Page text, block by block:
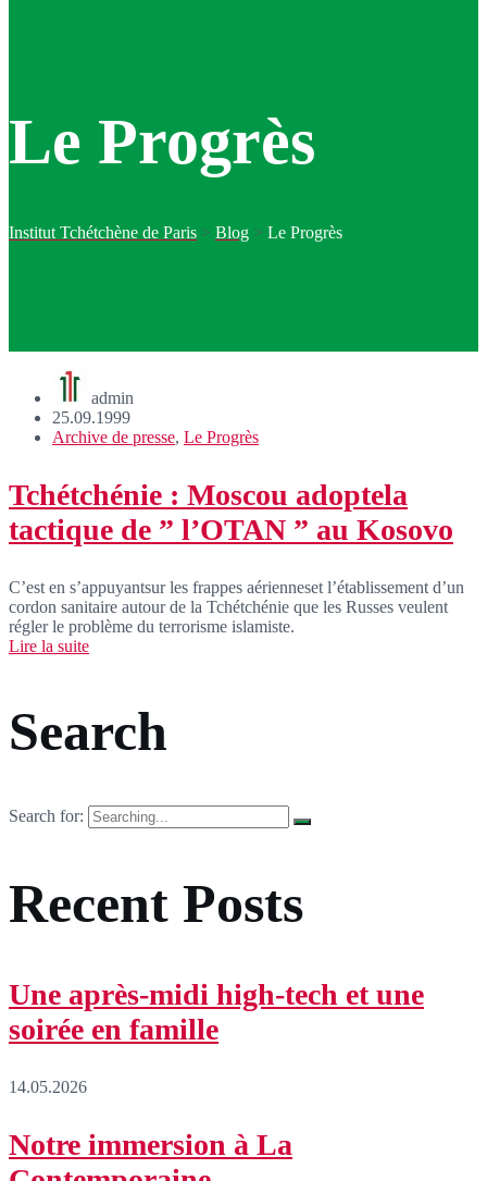
Le Progrès
Institut Tchétchène de Paris > Blog > Le Progrès
admin
25.09.1999
Archive de presse, Le Progrès
Tchétchénie : Moscou adoptela
tactique de ” l’OTAN ” au Kosovo
C’est en s’appuyantsur les frappes aérienneset l’établissement d’un
cordon sanitaire autour de la Tchétchénie que les Russes veulent
régler le problème du terrorisme islamiste.
Lire la suite
Search
Search for:
Recent Posts
Une après-midi high-tech et une
soirée en famille
14.05.2026
Notre immersion à La